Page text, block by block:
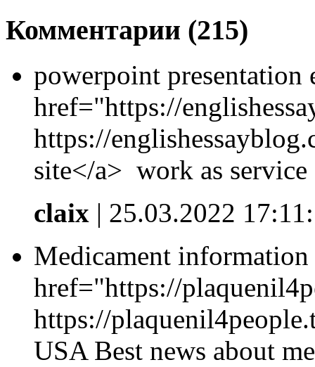
Комментарии (215)
powerpoint presentation
href="https://
https://
site</a> work as service
claix | 25.03.2022
Medicament
href="https://
https://
USA Best news about